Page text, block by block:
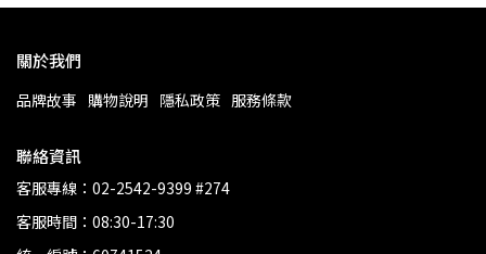
關於我們
品牌故事 購物說明 隱私政策 服務條款
聯絡資訊
客服專線：02-2542-9399 #274
客服時間：08:30-17:30